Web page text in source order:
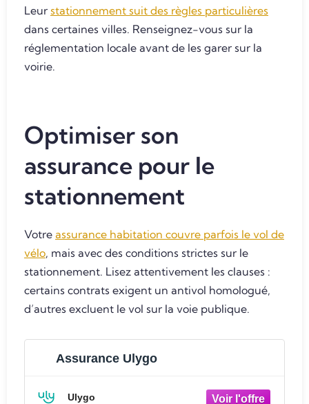
Leur stationnement suit des règles particulières
dans certaines villes. Renseignez-vous sur la
réglementation locale avant de les garer sur la
voirie.
Optimiser son
assurance pour le
stationnement
Votre assurance habitation couvre parfois le vol de
vélo, mais avec des conditions strictes sur le
stationnement. Lisez attentivement les clauses :
certains contrats exigent un antivol homologué,
d’autres excluent le vol sur la voie publique.
Assurance Ulygo
Ulygo